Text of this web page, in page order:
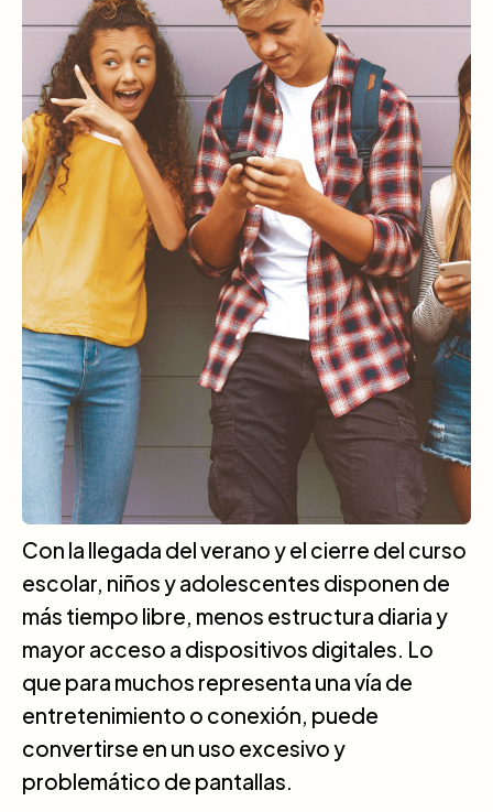
Con la llegada del verano y el cierre del curso
escolar, niños y adolescentes disponen de
más tiempo libre, menos estructura diaria y
mayor acceso a dispositivos digitales. Lo
que para muchos representa una vía de
entretenimiento o conexión, puede
convertirse en un uso excesivo y
problemático de pantallas.